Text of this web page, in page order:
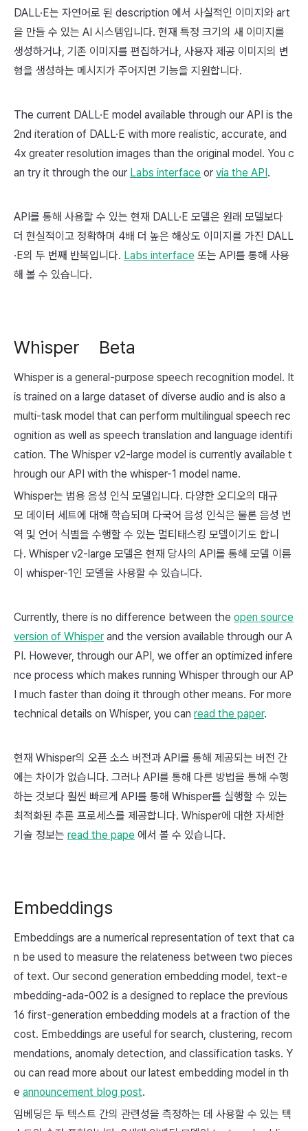
DALL·E는 자연어로 된 description 에서 사실적인 이미지와 art
을 만들 수 있는 AI 시스템입니다. 현재 특정 크기의 새 이미지를
생성하거나, 기존 이미지를 편집하거나, 사용자 제공 이미지의 변
형을 생성하는 메시지가 주어지면 기능을 지원합니다.
The current DALL·E model available through our API is the
2nd iteration of DALL·E with more realistic, accurate, and
4x greater resolution images than the original model. You c
an try it through the our Labs interface or via the API.
API를 통해 사용할 수 있는 현재 DALL·E 모델은 원래 모델보다
더 현실적이고 정확하며 4배 더 높은 해상도 이미지를 가진 DALL
·E의 두 번째 반복입니다. Labs interface 또는 API를 통해 사용
해 볼 수 있습니다.
Whisper Beta
Whisper is a general-purpose speech recognition model. It
is trained on a large dataset of diverse audio and is also a
multi-task model that can perform multilingual speech rec
ognition as well as speech translation and language identifi
cation. The Whisper v2-large model is currently available t
hrough our API with the whisper-1 model name.
Whisper는 범용 음성 인식 모델입니다. 다양한 오디오의 대규
모 데이터 세트에 대해 학습되며 다국어 음성 인식은 물론 음성 번
역 및 언어 식별을 수행할 수 있는 멀티태스킹 모델이기도 합니
다. Whisper v2-large 모델은 현재 당사의 API를 통해 모델 이름
이 whisper-1인 모델을 사용할 수 있습니다.
Currently, there is no difference between the open source
version of Whisper and the version available through our A
PI. However, through our API, we offer an optimized infere
nce process which makes running Whisper through our AP
I much faster than doing it through other means. For more
technical details on Whisper, you can read the paper.
현재 Whisper의 오픈 소스 버전과 API를 통해 제공되는 버전 간
에는 차이가 없습니다. 그러나 API를 통해 다른 방법을 통해 수행
하는 것보다 훨씬 빠르게 API를 통해 Whisper를 실행할 수 있는
최적화된 추론 프로세스를 제공합니다. Whisper에 대한 자세한
기술 정보는 read the pape 에서 볼 수 있습니다.
Embeddings
Embeddings are a numerical representation of text that ca
n be used to measure the relateness between two pieces
of text. Our second generation embedding model, text-e
mbedding-ada-002 is a designed to replace the previous
16 first-generation embedding models at a fraction of the
cost. Embeddings are useful for search, clustering, recom
mendations, anomaly detection, and classification tasks. Y
ou can read more about our latest embedding model in th
e announcement blog post.
임베딩은 두 텍스트 간의 관련성을 측정하는 데 사용할 수 있는 텍